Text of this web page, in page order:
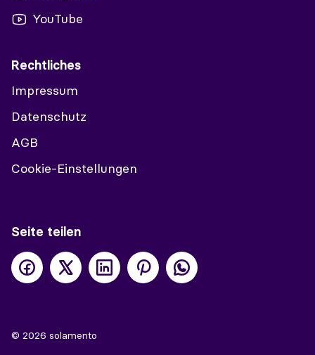
YouTube
Rechtliches
Impressum
Datenschutz
AGB
Cookie-Einstellungen
© 2026 solamento
Seite teilen